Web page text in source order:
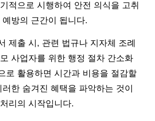
적으로 시행하여 안전 의식을 고취
방의 근간이 됩니다.
제출 시, 관련 법규나 지자체 조례
사업자를 위한 행정 절차 간소화
로 활용하면 시간과 비용을 절감할
한 숨겨진 혜택을 파악하는 것이
리의 시작입니다.